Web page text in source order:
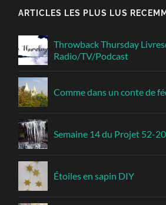
ARTICLES LES PLUS LUS
Throwback Thursday
Radio/TV/Podcast
Comme dans un conte de
Semaine 14 du Projet 52-
Étoiles en sapin DIY